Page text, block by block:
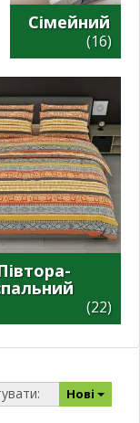
Сімейний
(16)
(22)
Нові